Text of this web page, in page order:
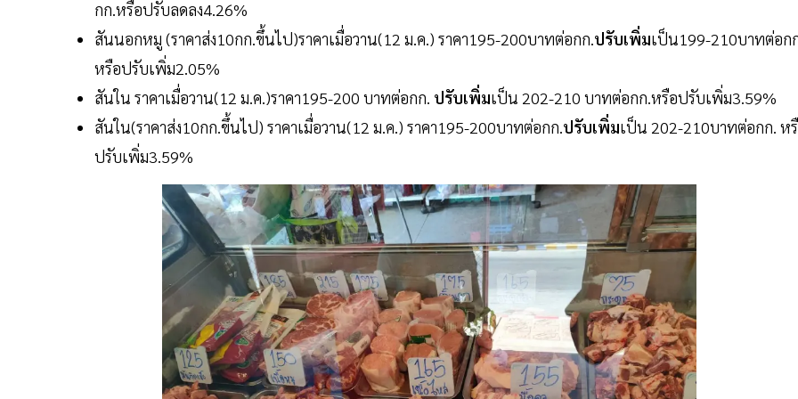
กก.หรือปรับลดลง4.26%
สันนอกหมู (ราคาส่ง10กก.ขึ้นไป)ราคาเมื่อวาน(12 ม.ค.) ราคา195-200บาทต่อกก.ปรับเพิ่มเป็น199-210บาทต่อก
หรือปรับเพิ่ม2.05%
สันใน ราคาเมื่อวาน(12 ม.ค.)ราคา195-200 บาทต่อกก. ปรับเพิ่มเป็น 202-210 บาทต่อกก.หรือปรับเพิ่ม3.59%
สันใน(ราคาส่ง10กก.ขึ้นไป) ราคาเมื่อวาน(12 ม.ค.) ราคา195-200บาทต่อกก.ปรับเพิ่มเป็น 202-210บาทต่อกก. ห
ปรับเพิ่ม3.59%